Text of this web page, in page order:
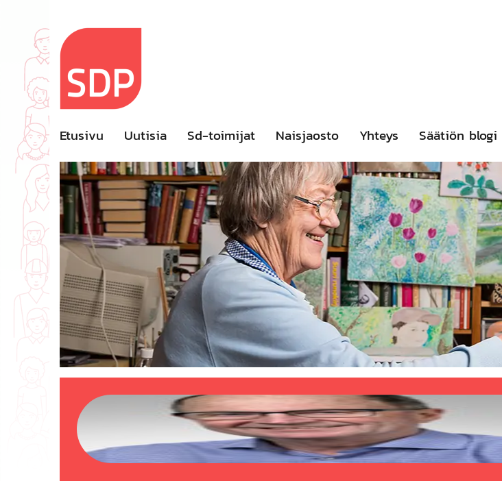
content
Etusivu Uutisia Sd-toimijat Naisjaosto Yhteys Säätiön blogi